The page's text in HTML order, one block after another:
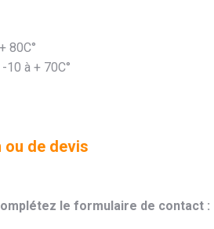
80C°
à + 70C°
ou de devis
le formulaire de contact :